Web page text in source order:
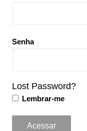
Senha
Lost Password?
Lembrar-me